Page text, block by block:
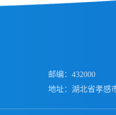
邮编：432000
地址：湖北省孝感